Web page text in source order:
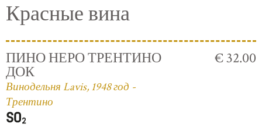
Красные вина
ПИНО НЕРО ТРЕНТИНО
ДОК
Винодельня Lavis, 1948 год -
Трентино
€ 32.00